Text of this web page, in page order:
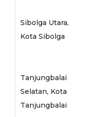
Sibolga Utara,
Kota Sibolga
Tanjungbalai
Selatan, Kota
Tanjungbalai